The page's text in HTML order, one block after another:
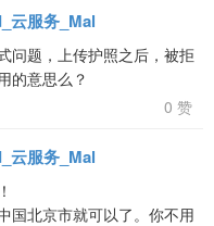
云服务_Mal
问题，上传护照之后，被拒
的意思么？
0 赞
云服务_Mal
国北京市就可以了。你不用